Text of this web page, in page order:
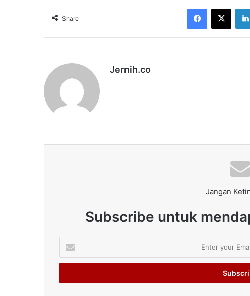
Share
Facebook
X
Jernih.co
Jangan
Subscribe untuk
your
Email